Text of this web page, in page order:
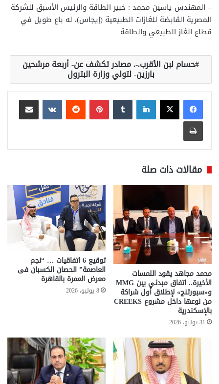
– المهندس ياسين محمد : خبير الطاقة والرئيس الأسبق للشركة
المصرية القابضة للغازات الطبيعية (إيجاس)، له باع طويل في
قطاع الغاز الطبيعي والطاقة
حسام لبن الأقرب.-. مصادر تكشف عن- أربعة مرشحين
بارزين- لتولي وزارة البترول
لينكدإن بينتيريست
مشاركة عبر البريد
طباعة
مقالات ذات صلة
محمد مجاهد يقود اللمسات
الأخيرة.. اتفاق مبدئي بين MMG
و«سبورتنج» لإطلاق أول شراكة
من نوعها داخل مشروع CREEKS
بالإسكندرية
31 يوليو، 2026
توقيع 6 اتفاقيات … “نجم
العاصمة” الحصان الكسبان فى
معرض العمرة بالقاهرة
8 يوليو، 2026